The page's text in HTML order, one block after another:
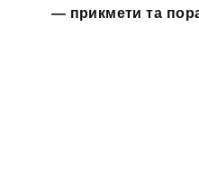
— прикмети та